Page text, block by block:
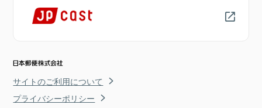
サイトのご利用について
プライバシーポリシー